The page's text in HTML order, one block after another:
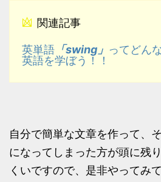
関連記事
英単語 「swing」 ってどん
英語を学ぼう！！
自分で簡単な文章を作って、
になってしまった方が頭に残
くいですので、是非やってみ